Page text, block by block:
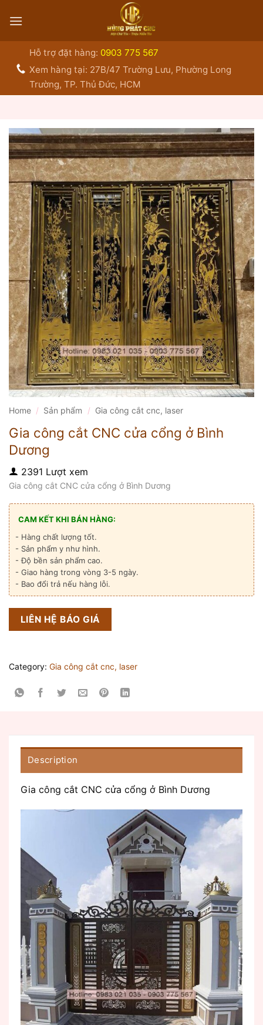
qua
Hỗ trợ đặt hàng: 0903 775 567
Xem hàng tại: 27B/47 Trường Lưu, Phường Long
Trường, TP. Thủ Đức, HCM
Home / Sản phẩm / Gia công cắt cnc, laser
Gia công cắt CNC cửa cổng ở Bình
Dương
2391 Lượt xem
Gia công cắt CNC cửa cổng ở Bình Dương
CAM KẾT KHI BÁN HÀNG:
- Hàng chất lượng tốt.
- Sản phẩm y như hình.
- Độ bền sản phẩm cao.
- Giao hàng trong vòng 3-5 ngày.
- Bao đổi trả nếu hàng lỗi.
LIÊN HỆ BÁO GIÁ
Category: Gia công cắt cnc, laser
Description
Gia công cắt CNC cửa cổng ở Bình Dương